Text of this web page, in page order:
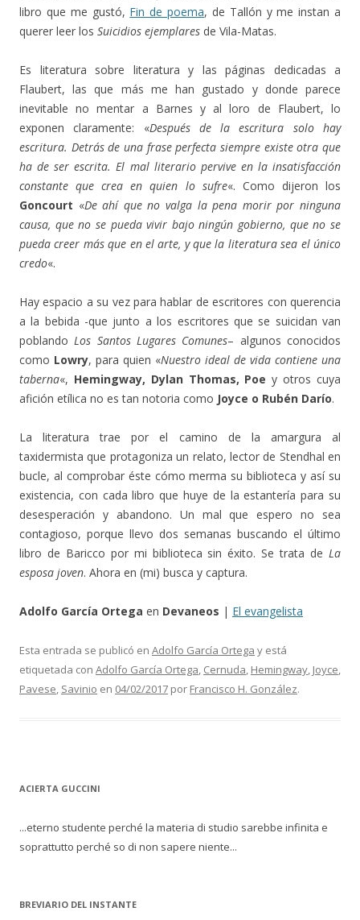
libro que me gustó, Fin de poema, de Tallón y me instan a
querer leer los Suicidios ejemplares de Vila-Matas.
Es literatura sobre literatura y las páginas dedicadas a
Flaubert, las que más me han gustado y donde parece
inevitable no mentar a Barnes y al loro de Flaubert, lo
exponen claramente: «Después de la escritura solo hay
escritura. Detrás de una frase perfecta siempre existe otra que
ha de ser escrita. El mal literario pervive en la insatisfacción
constante que crea en quien lo sufre«. Como dijeron los
Goncourt «De ahí que no valga la pena morir por ninguna
causa, que no se pueda vivir bajo ningún gobierno, que no se
pueda creer más que en el arte, y que la literatura sea el único
credo«.
Hay espacio a su vez para hablar de escritores con querencia
a la bebida -que junto a los escritores que se suicidan van
poblandoLos Santos Lugares Comunes– algunos conocidos
como Lowry, para quien «Nuestro ideal de vida contiene una
taberna«, Hemingway, Dylan Thomas, Poe y otros cuya
afición etílica no es tan notoria como Joyce o Rubén Darío.
La literatura trae por el camino de la amargura al
taxidermista que protagoniza un relato, lector de Stendhal en
bucle, al comprobar éste cómo merma su biblioteca y así su
existencia, con cada libro que huye de la estantería para su
desesperación y abandono. Un mal que espero no sea
contagioso, porque llevo dos semanas buscando el último
libro de Baricco por mi biblioteca sin éxito. Se trata de La
esposa joven. Ahora en (mi) busca y captura.
Adolfo García Ortega en Devaneos | El evangelista
Esta entrada se publicó en Adolfo García Ortega y está
etiquetada con Adolfo García Ortega, Cernuda, Hemingway, Joyce,
Pavese, Savinio en 04/02/2017 por Francisco H. González.
ACIERTA GUCCINI
...eterno studente perché la materia di studio sarebbe infinita e
soprattutto perché so di non sapere niente...
BREVIARIO DEL INSTANTE